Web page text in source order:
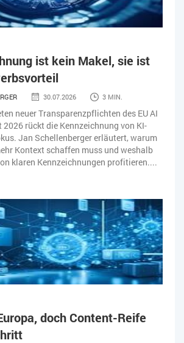
ist kein Makel, sie ist
30.07.2026 3 MIN.
neuer Transparenzpflichten des EU AI
2026 rückt die Kennzeichnung von KI-
Jan Schellenberger erläutert, warum
Kontext schaffen muss und weshalb
klaren Kennzeichnungen profitieren....
doch Content-Reife